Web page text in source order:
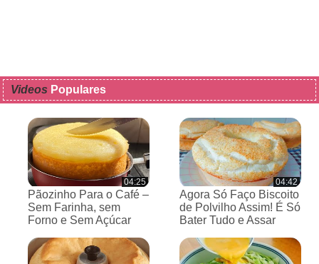
Videos Populares
04:25
Pãozinho Para o Café –
Sem Farinha, sem
Forno e Sem Açúcar
04:42
Agora Só Faço Biscoito
de Polvilho Assim! É Só
Bater Tudo e Assar